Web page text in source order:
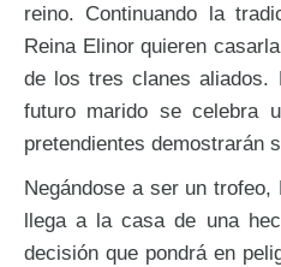
reino. Continuando la
Reina Elinor quieren
de los tres clanes aliados.
futuro marido se celebra
pretendientes demostrarán
Negándose a ser un
llega a la casa de una
decisión que pondrá en